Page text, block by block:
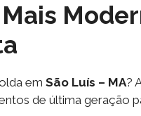
em São Luís – MA?
de última geração